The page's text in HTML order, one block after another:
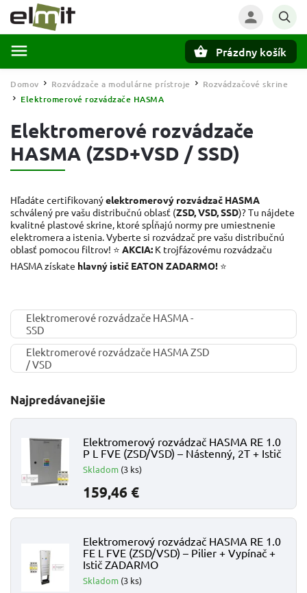
Prázdny košík
Domov / Rozvádzače a modulárne prístroje / Rozvádzačové skrine
/ Elektromerové rozvádzače HASMA
Elektromerové rozvádzače
HASMA (ZSD+VSD / SSD)
Hľadáte certifikovanýelektromerový rozvádzač HASMA
schválený pre vašu distribučnú oblasť (ZSD, VSD, SSD)? Tu nájdete
kvalitné plastové skrine, ktoré spĺňajú normy pre umiestnenie
elektromera a istenia. Vyberte si rozvádzač pre vašu distribučnú
oblasť pomocou filtrov! ⭐ AKCIA: K trojfázovému rozvádzaču
HASMA získate hlavný istič EATON ZADARMO! ⭐
Elektromerové rozvádzače HASMA -
SSD
Elektromerové rozvádzače HASMA ZSD
/ VSD
Najpredávanejšie
Elektromerový rozvádzač HASMA RE 1.0
P L FVE (ZSD/VSD) – Nástenný, 2T + Istič
Skladom (3 ks)
159,46 €
Elektromerový rozvádzač HASMA RE 1.0
FE L FVE (ZSD/VSD) – Pilier + Vypínač +
Istič ZADARMO
Skladom (3 ks)